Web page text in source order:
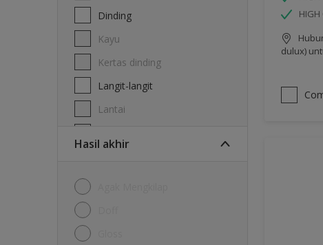
Dinding
Kayu
Kertas dinding
Langit-langit
Lantai
Hasil akhir
HIGH
dulux)